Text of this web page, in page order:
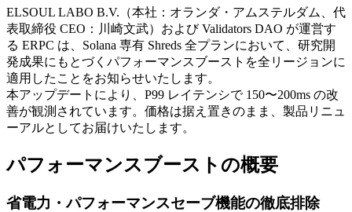
ELSOUL LABO B.V.（本社：オランダ・アムステルダム、代
表取締役 CEO：川崎文武）および Validators DAO が運営す
る ERPC は、Solana 専有 Shreds 全プランにおいて、研究開
発成果にもとづくパフォーマンスブーストを全リージョンに
適用したことをお知らせいたします。
本アップデートにより、P99 レイテンシで 150〜200ms の改
善が観測されています。価格は据え置きのまま、製品リニュ
ーアルとしてお届けいたします。
パフォーマンスブーストの概要
省電力・パフォーマンスセーブ機能の徹底排除